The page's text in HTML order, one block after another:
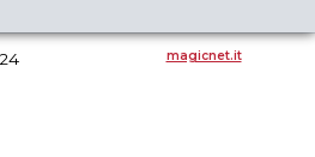
magicnet.it